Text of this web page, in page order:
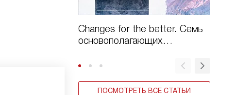
Changes for the better. Семь
основополагающих
Mitsubishi
ПОСМОТРЕТЬ ВСЕ СТАТЬИ